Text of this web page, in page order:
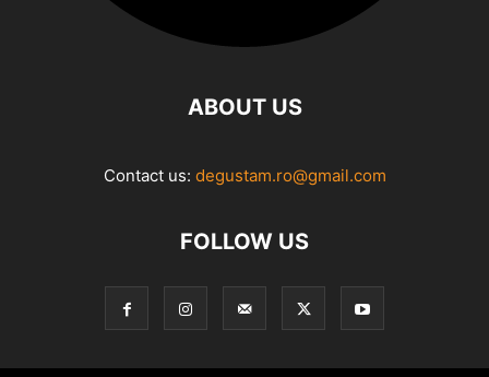
ABOUT US
Contact us: degustam.ro@gmail.com
FOLLOW US